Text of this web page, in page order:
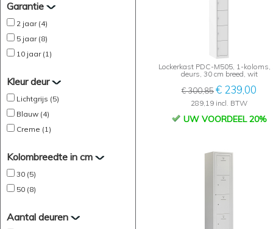
Garantie
2 jaar (4)
5 jaar (8)
10 jaar (1)
Kleur deur
Lichtgrijs (5)
Blauw (4)
Creme (1)
Kolombreedte in cm
30 (5)
50 (8)
Aantal deuren
Lockerkast PDC-M505, 1-koloms,
deurs, 30 cm breed, wit
€ 300,85€ 239,00
289,19 incl. BTW
UW VOORDEEL 20%